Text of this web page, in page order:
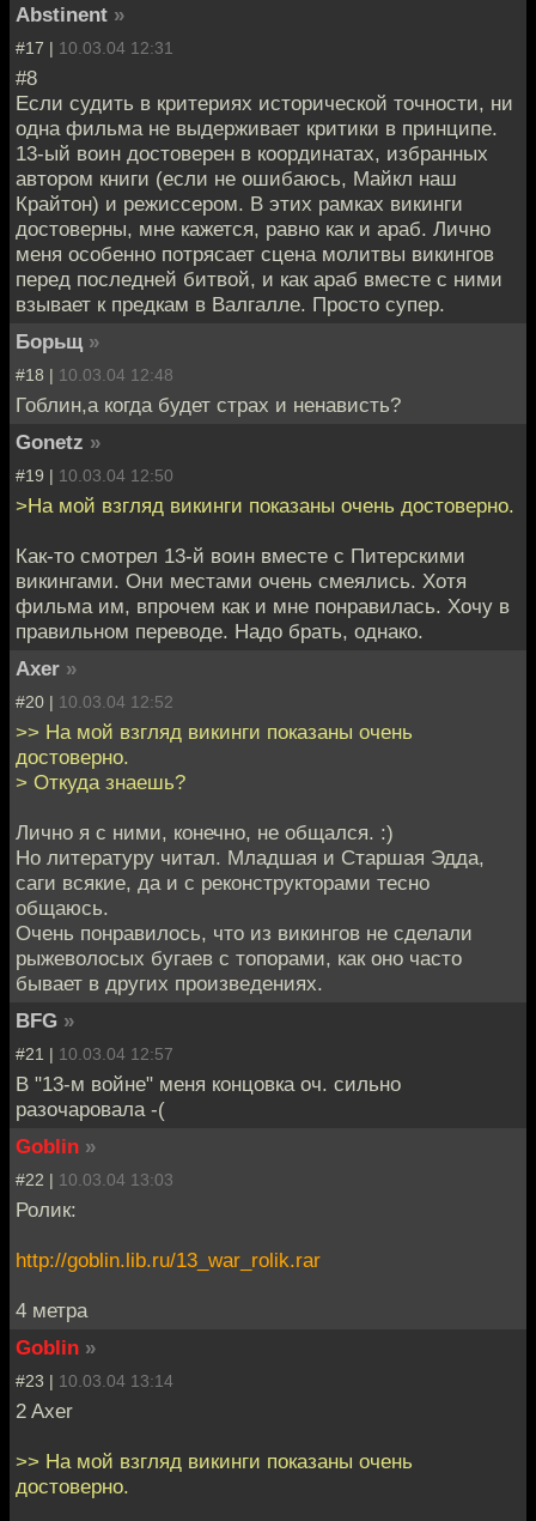
Abstinent »
#17 | 10.03.04 12:31
#8
Если судить в критериях исторической точности, ни
одна фильма не выдерживает критики в принципе.
13-ый воин достоверен в координатах, избранных
автором книги (если не ошибаюсь, Майкл наш
Крайтон) и режиссером. В этих рамках викинги
достоверны, мне кажется, равно как и араб. Лично
меня особенно потрясает сцена молитвы викингов
перед последней битвой, и как араб вместе с ними
взывает к предкам в Валгалле. Просто супер.
Борьщ »
#18 | 10.03.04 12:48
Гоблин,а когда будет страх и ненависть?
Gonetz »
#19 | 10.03.04 12:50
>На мой взгляд викинги показаны очень достоверно.
Как-то смотрел 13-й воин вместе с Питерскими
викингами. Они местами очень смеялись. Хотя
фильма им, впрочем как и мне понравилась. Хочу в
правильном переводе. Надо брать, однако.
Axer »
#20 | 10.03.04 12:52
>> На мой взгляд викинги показаны очень
достоверно.
> Откуда знаешь?
Лично я с ними, конечно, не общался. :)
Но литературу читал. Младшая и Старшая Эдда,
саги всякие, да и с реконструкторами тесно
общаюсь.
Очень понравилось, что из викингов не сделали
рыжеволосых бугаев с топорами, как оно часто
бывает в других произведениях.
BFG »
#21 | 10.03.04 12:57
В "13-м войне" меня концовка оч. сильно
разочаровала -(
Goblin »
#22 | 10.03.04 13:03
Ролик:
http://goblin.lib.ru/13_war_rolik.rar
4 метра
Goblin »
#23 | 10.03.04 13:14
2 Axer
>> На мой взгляд викинги показаны очень
достоверно.